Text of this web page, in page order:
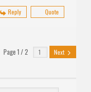
Reply Quote
Page 1 / 2 Next